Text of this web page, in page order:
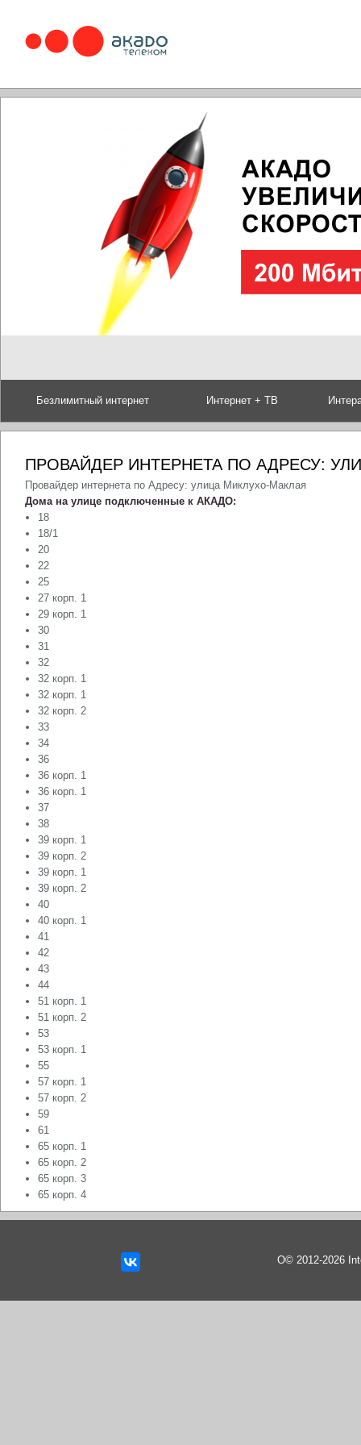
Безлимитный интернет Интернет + ТВ
ПРОВАЙДЕР ИНТЕРНЕТА ПО АДРЕСУ:
Провайдер интернета по Адресу: улица Миклухо-Маклая
Дома на улице подключенные к АКАДО:
18
18/1
20
22
25
27 корп. 1
29 корп. 1
30
31
32
32 корп. 1
32 корп. 1
32 корп. 2
33
34
36
36 корп. 1
36 корп. 1
37
38
39 корп. 1
39 корп. 2
39 корп. 1
39 корп. 2
40
40 корп. 1
41
42
43
44
51 корп. 1
51 корп. 2
53
53 корп. 1
55
57 корп. 1
57 корп. 2
59
61
65 корп. 1
65 корп. 2
65 корп. 3
65 корп. 4
О© 2012-2026